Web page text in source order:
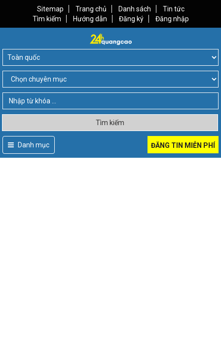
Sitemap Trang chủ Danh sách
Tin tức
Tìm kiếm
Hướng dẫn Đăng ký Đăng nhập
Tìm kiếm
Danh mục ĐĂNG TIN MIỄN PHÍ